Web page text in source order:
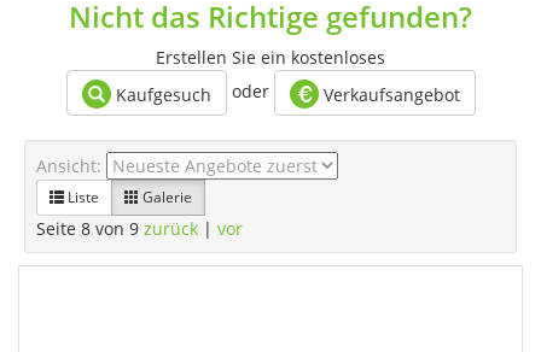
Nicht das Richtige gefunden?
Erstellen Sie ein kostenloses
Kaufgesuch
oder Verkaufsangebot
Ansicht:
Liste Galerie
Seite 8 von 9 zurück | vor